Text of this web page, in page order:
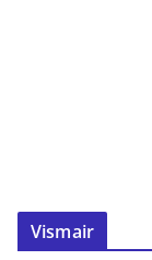
Vismair